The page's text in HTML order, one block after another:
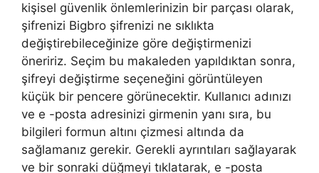
kişisel güvenlik önlemlerinizin bir parçası olarak,
şifrenizi Bigbro şifrenizi ne sıklıkta
değiştirebileceğinize göre değiştirmenizi
öneririz. Seçim bu makaleden yapıldıktan sonra,
şifreyi değiştirme seçeneğini görüntüleyen
küçük bir pencere görünecektir. Kullanıcı adınızı
ve e -posta adresinizi girmenin yanı sıra, bu
bilgileri formun altını çizmesi altında da
sağlamanız gerekir. Gerekli ayrıntıları sağlayarak
ve bir sonraki düğmeyi tıklatarak, e -posta